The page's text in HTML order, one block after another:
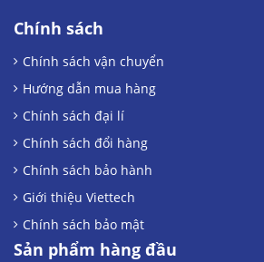
Chính sách
Chính sách vận chuyển
Hướng dẫn mua hàng
Chính sách đại lí
Chính sách đổi hàng
Chính sách bảo hành
Giới thiệu Viettech
Chính sách bảo mật
Sản phẩm hàng đầu